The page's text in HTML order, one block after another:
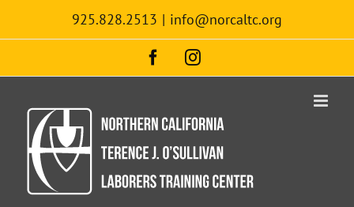
content
925.828.2513 | info@norcaltc.org
FacebookInstagram